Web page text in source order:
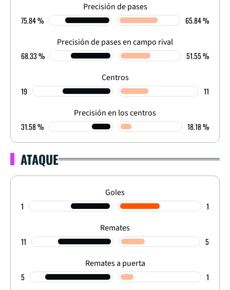
Precisión de pases
75.84 % 65.84 %
Precisión de pases en campo rival
68.33 % 51.55 %
Centros
19 11
Precisión en los centros
31.58 % 18.18 %
ATAQUE
Goles
1 1
Remates
11 5
Remates a puerta
5 1